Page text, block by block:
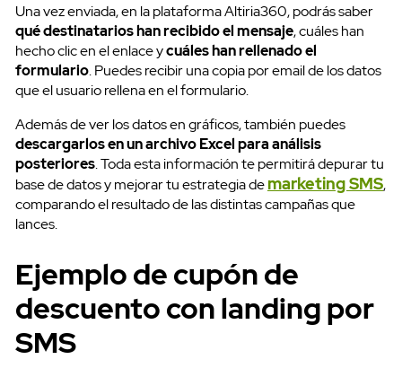
Una vez enviada, en la plataforma Altiria360, podrás saber
qué destinatarios han recibido el mensaje, cuáles han
hecho clic en el enlace ycuáles han rellenado el
formulario. Puedes recibir una copia por email de los datos
que el usuario rellena en el formulario.
Además de ver los datos en gráficos, también puedes
descargarlos en un archivo Excel para análisis
posteriores. Toda esta información te permitirá depurar tu
base de datos y mejorar tu estrategia demarketing SMS,
comparando el resultado de las distintas campañas que
lances.
Ejemplo de cupón de
descuento con landing por
SMS